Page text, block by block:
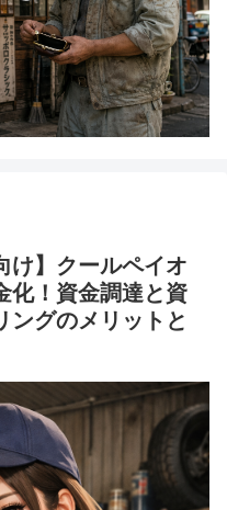
け】クールペイオ
化！資金調達と資
ングのメリットと